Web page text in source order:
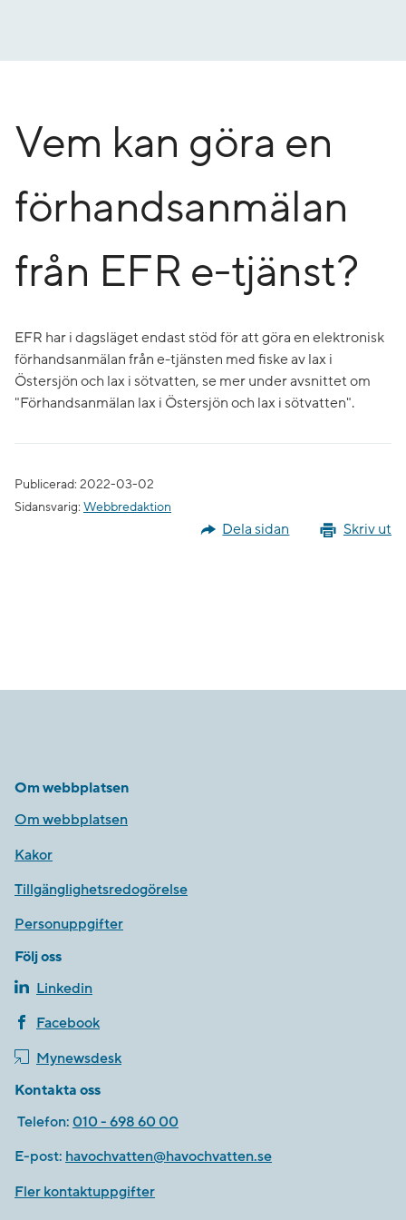
Vem kan göra en
förhandsanmälan
från EFR e-tjänst?
EFR har i dagsläget endast stöd för att göra en elektronisk
förhandsanmälan från e-tjänsten med fiske av lax i
Östersjön och lax i sötvatten, se mer under avsnittet om
"Förhandsanmälan lax i Östersjön och lax i sötvatten".
Publicerad: 2022-03-02
Sidansvarig: Webbredaktion
Skriv ut
Dela sidan
Om webbplatsen
Om webbplatsen
Kakor
Tillgänglighetsredogörelse
Personuppgifter
Följ oss
Linkedin
Facebook
Mynewsdesk
Kontakta oss
Telefon: 010 - 698 60 00
E-post: havochvatten@havochvatten.se
Fler kontaktuppgifter